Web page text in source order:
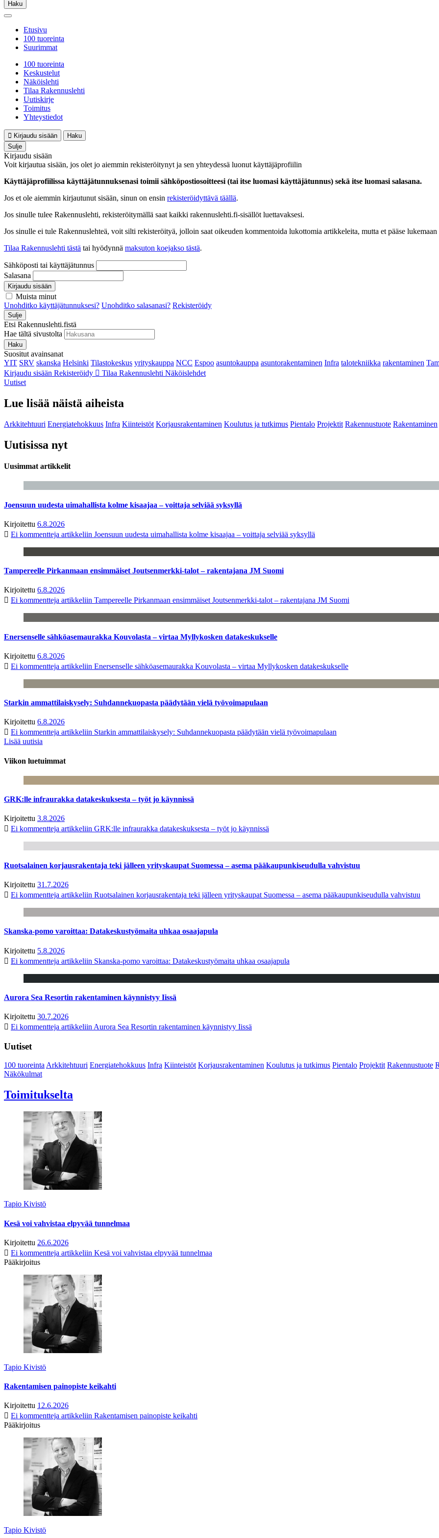
Haku
Etusivu
100 tuoreinta
Suurimmat
100 tuoreinta
Keskustelut
Näköislehti
Tilaa Rakennuslehti
Uutiskirje
Toimitus
Yhteystiedot
Kirjaudu sisään
Haku
Sulje
Kirjaudu sisään
Voit kirjautua sisään, jos olet jo aiemmin rekisteröitynyt ja sen yhteydessä luonut käyttäjäprofiilin
Käyttäjäprofiilissa käyttäjätunnuksenasi toimii sähköpostiosoitteesi (tai itse luomasi käyttäjätunnus) sekä itse luomasi salasana.
Jos et ole aiemmin kirjautunut sisään, sinun on ensin rekisteröidyttävä täällä.
Jos sinulle tulee Rakennuslehti, rekisteröitymällä saat kaikki rakennuslehti.fi-sisällöt luettavaksesi.
Jos sinulle ei tule Rakennuslehteä, voit silti rekisteröityä, jolloin saat oikeuden kommentoida lukottomia artikkeleita, mutta et pääse
Tilaa Rakennuslehti tästä tai hyödynnä maksuton koejakso tästä.
Sähköposti tai käyttäjätunnus
Salasana
Kirjaudu sisään
Muista minut
Unohditko käyttäjätunnuksesi? Unohditko salasanasi? Rekisteröidy
Sulje
Etsi Rakennuslehti.fistä
Hae tältä sivustolta
Haku
Suositut avainsanat
YIT SRV skanska Helsinki Tilastokeskus yrityskauppa NCC Espoo asuntokauppa asuntorakentaminen Infra talotekniikka rakentaminen
Kirjaudu sisään Rekisteröidy Tilaa Rakennuslehti Näköislehdet
Uutiset
Lue lisää näistä aiheista
Arkkitehtuuri Energiatehokkuus Infra Kiinteistöt Korjausrakentaminen Koulutus ja tutkimus Pientalo Projektit Rakennustuote Rakentaminen
Uutisissa nyt
Uusimmat artikkelit
Joensuun uudesta uimahallista kolme kisaajaa – voittaja selviää syksyllä
Kirjoitettu 6.8.2026
Ei kommentteja artikkeliin Joensuun uudesta uimahallista kolme kisaajaa – voittaja selviää syksyllä
Tampereelle Pirkanmaan ensimmäiset Joutsenmerkki-talot – rakentajana JM Suomi
Kirjoitettu 6.8.2026
Ei kommentteja artikkeliin Tampereelle Pirkanmaan ensimmäiset Joutsenmerkki-talot – rakentajana JM Suomi
Enersenselle sähköasemaurakka Kouvolasta – virtaa Myllykosken datakeskukselle
Kirjoitettu 6.8.2026
Ei kommentteja artikkeliin Enersenselle sähköasemaurakka Kouvolasta – virtaa Myllykosken datakeskukselle
Starkin ammattilaiskysely: Suhdannekuopasta päädytään vielä työvoimapulaan
Kirjoitettu 6.8.2026
Ei kommentteja artikkeliin Starkin ammattilaiskysely: Suhdannekuopasta päädytään vielä työvoimapulaan
Lisää uutisia
Viikon luetuimmat
GRK:lle infraurakka datakeskuksesta – työt jo käynnissä
Kirjoitettu 3.8.2026
Ei kommentteja artikkeliin GRK:lle infraurakka datakeskuksesta – työt jo käynnissä
Ruotsalainen korjausrakentaja teki jälleen yrityskaupat Suomessa – asema pääkaupunkiseudulla vahvistuu
Kirjoitettu 31.7.2026
Ei kommentteja artikkeliin Ruotsalainen korjausrakentaja teki jälleen yrityskaupat Suomessa – asema pääkaupunkiseudulla vahvistuu
Skanska-pomo varoittaa: Datakeskustyömaita uhkaa osaajapula
Kirjoitettu 5.8.2026
Ei kommentteja artikkeliin Skanska-pomo varoittaa: Datakeskustyömaita uhkaa osaajapula
Aurora Sea Resortin rakentaminen käynnistyy Iissä
Kirjoitettu 30.7.2026
Ei kommentteja artikkeliin Aurora Sea Resortin rakentaminen käynnistyy Iissä
Uutiset
100 tuoreintaArkkitehtuuri Energiatehokkuus Infra Kiinteistöt Korjausrakentaminen Koulutus ja tutkimus Pientalo Projektit Rakennustuote
Näkökulmat
Toimitukselta
Tapio Kivistö
Kesä voi vahvistaa elpyvää tunnelmaa
Kirjoitettu 26.6.2026
Ei kommentteja artikkeliin Kesä voi vahvistaa elpyvää tunnelmaa
Pääkirjoitus
Tapio Kivistö
Rakentamisen painopiste keikahti
Kirjoitettu 12.6.2026
Ei kommentteja artikkeliin Rakentamisen painopiste keikahti
Pääkirjoitus
Tapio Kivistö